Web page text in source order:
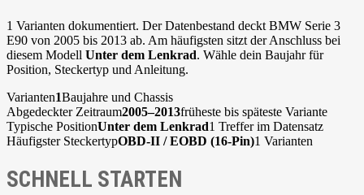
1 Varianten dokumentiert. Der Datenbestand deckt BMW Serie 3
E90 von 2005 bis 2013 ab. Am häufigsten sitzt der Anschluss bei
diesem Modell Unter dem Lenkrad. Wähle dein Baujahr für
Position, Steckertyp und Anleitung.
Varianten1Baujahre und Chassis
Abgedeckter Zeitraum2005–2013früheste bis späteste Variante
Typische PositionUnter dem Lenkrad1 Treffer im Datensatz
Häufigster SteckertypOBD-II / EOBD (16-Pin)1 Varianten
SCHNELL STARTEN